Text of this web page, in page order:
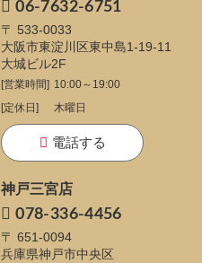
06-7632-6751
〒 533-0033
大阪市東淀川区東中島1-19-11
大城ビル2F
[営業時間] 10:00～19:00
[定休日]
木曜日
電話する
神戸三宮店
078-336-4456
〒 651-0094
兵庫県神戸市中央区